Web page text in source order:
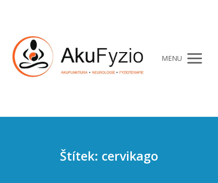
MENU
Štítek: cervikago